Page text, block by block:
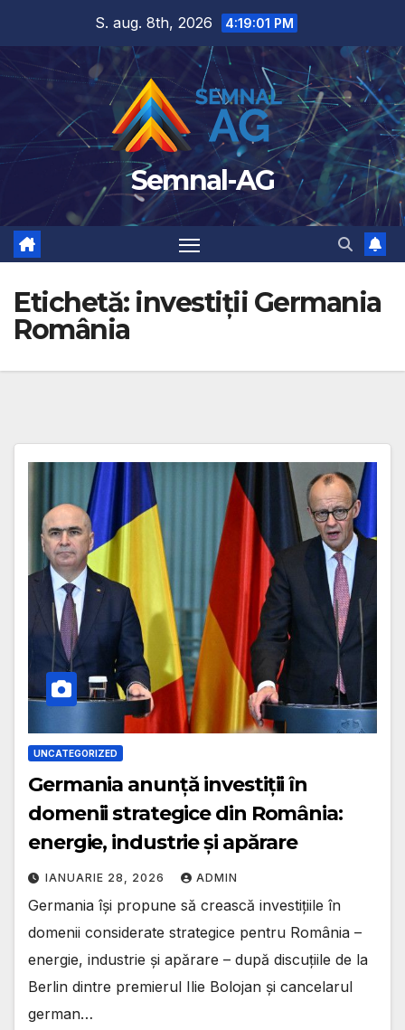
content
S. aug. 8th, 2026 4:19:01 PM
Semnal-AG
Etichetă: investiții Germania
România
UNCATEGORIZED
Germania anunță investiții în
domenii strategice din România:
energie, industrie și apărare
IANUARIE 28, 2026 ADMIN
Germania își propune să crească investițiile în
domenii considerate strategice pentru România –
energie, industrie și apărare – după discuțiile de la
Berlin dintre premierul Ilie Bolojan și cancelarul
german…